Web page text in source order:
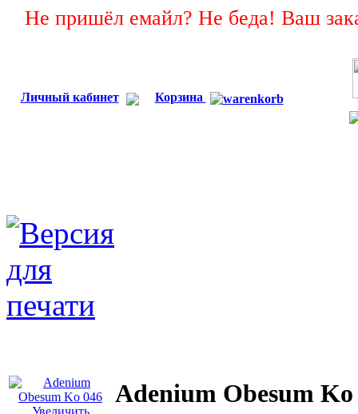
Не пришёл емайл? Не беда! Ваш
Личный кабинет Корзина
Adenium Obesum Ko